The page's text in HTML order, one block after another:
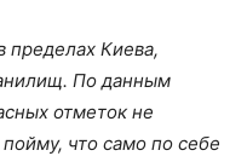
пределах Киева,
По данным
отметок не
что само по себе